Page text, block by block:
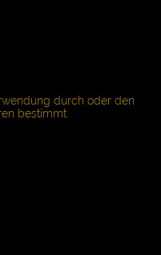
durch oder den
bestimmt.